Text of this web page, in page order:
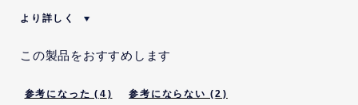
より詳しく
私は当社の従業員です。
いいえ
この製品をおすすめします
4 2